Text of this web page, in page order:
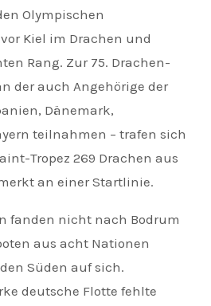
Olympischen
Kiel im Drachen und
Rang. Zur 75. Drachen-
der auch Angehörige der
Dänemark,
teilnahmen – trafen sich
Tropez 269 Drachen aus
an einer Startlinie.
fanden nicht nach Bodrum
aus acht Nationen
Süden auf sich.
deutsche Flotte fehlte